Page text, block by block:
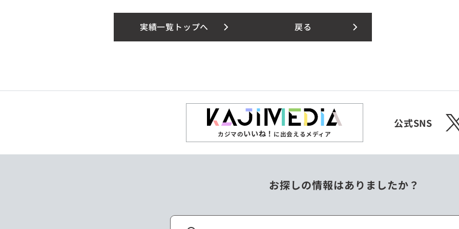
実績一覧トップへ 戻る
カジマのいいね！ に出会えるメディア
公式SNS X
お探しの情報はありましたか？